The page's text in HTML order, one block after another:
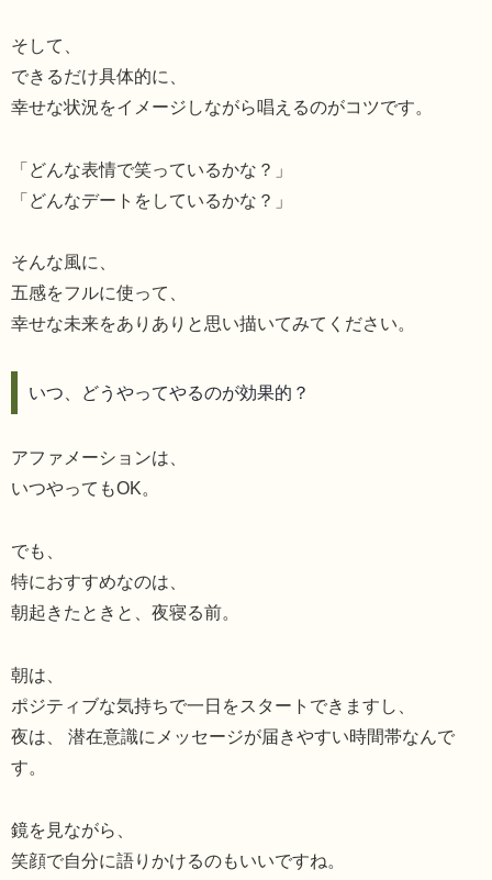
そして、
できるだけ具体的に、
幸せな状況をイメージしながら唱えるのがコツです。
「どんな表情で笑っているかな？」
「どんなデートをしているかな？」
そんな風に、
五感をフルに使って、
幸せな未来をありありと思い描いてみてください。
いつ、どうやってやるのが効果的？
アファメーションは、
いつやってもOK。
でも、
特におすすめなのは、
朝起きたときと、夜寝る前。
朝は、
ポジティブな気持ちで一日をスタートできますし、
夜は、 潜在意識にメッセージが届きやすい時間帯なんで
す。
鏡を見ながら、
笑顔で自分に語りかけるのもいいですね。